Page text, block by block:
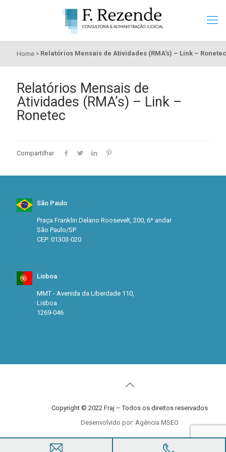
Home » Relatórios Mensais de Atividades (RMA’s) – Link – Ronetec
Relatórios Mensais de
Atividades (RMA’s) – Link –
Ronetec
Compartilhar
São Paulo
Praça Franklin Delano Roosevelt, 200, 6º andar
São Paulo/SP
CEP: 01303-020
Lisboa
MMT - Avenida da Liberdade 110,
Lisboa
1269-046
Copyright © 2022 Fraj – Todos os direitos reservados
Desenvolvido por: Agência MSEO